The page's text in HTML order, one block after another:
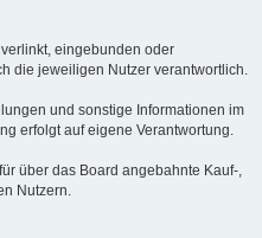
eingebunden oder
die jeweiligen Nutzer verantwortlich.
und sonstige Informationen im
erfolgt auf eigene Verantwortung.
über das Board angebahnte Kauf-,
Nutzern.